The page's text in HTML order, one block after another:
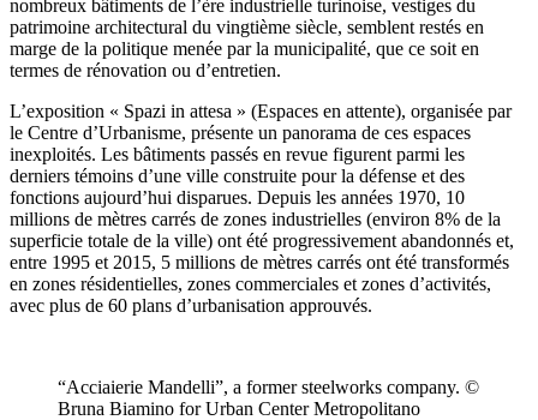
nombreux bâtiments de l’ère industrielle turinoise, vestiges du
patrimoine architectural du vingtième siècle, semblent restés en
marge de la politique menée par la municipalité, que ce soit en
termes de rénovation ou d’entretien.
L’exposition « Spazi in attesa » (Espaces en attente), organisée par
le Centre d’Urbanisme, présente un panorama de ces espaces
inexploités. Les bâtiments passés en revue figurent parmi les
derniers témoins d’une ville construite pour la défense et des
fonctions aujourd’hui disparues. Depuis les années 1970, 10
millions de mètres carrés de zones industrielles (environ 8% de la
superficie totale de la ville) ont été progressivement abandonnés et,
entre 1995 et 2015, 5 millions de mètres carrés ont été transformés
en zones résidentielles, zones commerciales et zones d’activités,
avec plus de 60 plans d’urbanisation approuvés.
“Acciaierie Mandelli”, a former steelworks company. ©
Bruna Biamino for Urban Center Metropolitano